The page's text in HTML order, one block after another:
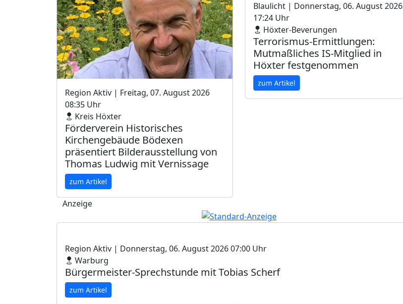
Region Aktiv | Freitag, 07. August 2026
08:35 Uhr
Kreis Höxter
Förderverein Historisches
Kirchengebäude Bödexen
präsentiert Bilderausstellung von
Thomas Ludwig mit Vernissage
zum Artikel
Blaulicht | Donnerstag, 06. August 2026
17:24 Uhr
Höxter-Beverungen
Terrorismus-Ermittlungen:
Mutmaßliches IS-Mitglied in
Höxter festgenommen
zum Artikel
Anzeige
Region Aktiv | Donnerstag, 06. August 2026 07:00 Uhr
Warburg
Bürgermeister-Sprechstunde mit Tobias Scherf
zum Artikel